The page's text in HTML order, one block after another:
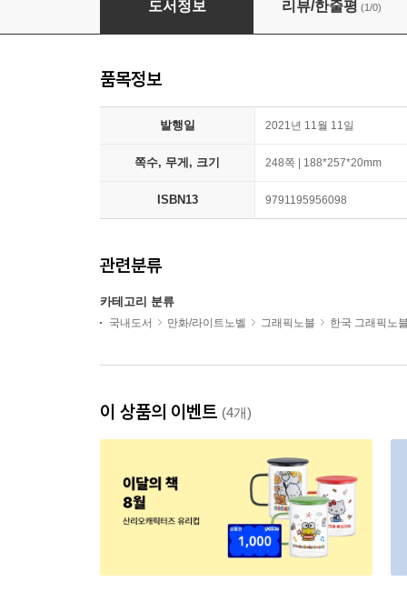
도서정보 리뷰/한줄평 (1/0)
품목정보
발행일 2021년 11월 11일
쪽수, 무게, 크기 248쪽 | 188*257*20mm
ISBN13 9791195956098
관련분류
카테고리 분류
국내도서 만화/라이트노벨 그래픽노블 한국 그래픽노
이 상품의 이벤트 (4개)